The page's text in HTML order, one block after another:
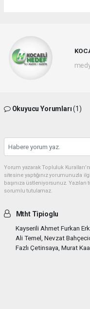
Okuyucu Yorumları(1)
Yorum yazarak Topluluk
sitesine yaptığınız yorumunuzla
başınıza üstleniyorsunuz.
sorumlu tutulamaz.
Mtht Tipioglu
Kayserili Ahmet Furkan
Ali Temel, Nevzat
Fazlı Çetinsaya, Murat